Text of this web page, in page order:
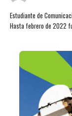
Estudiante de
Hasta febrero de 2022